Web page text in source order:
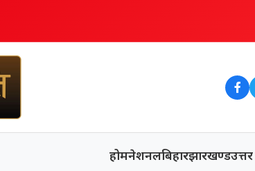
होमनेशनलबिहारझारखण्डउत्तर